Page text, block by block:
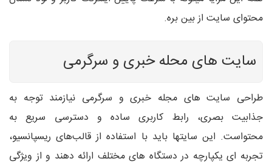
محتوای سایت از بین بره.
سایت های محله خبری و سرگرمی
طراحی سایت های مجله خبری و سرگرمی نیازمند توجه به
جذابیت بصری، رابط کاربری ساده و دسترسی سریع به
محتواست. این سایتها باید با استفاده از قالب‌های ریسپانسیو،
تجربه ای یکپارچه در دستگاه های مختلف ارائه دهند و از ویژگی